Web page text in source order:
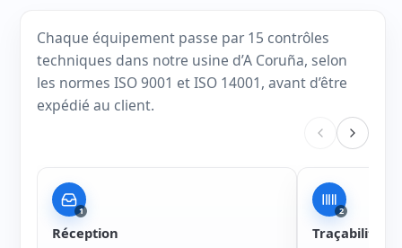
Chaque équipement passe par 15 contrôles
techniques dans notre usine d’A Coruña, selon
les normes ISO 9001 et ISO 14001, avant d’être
expédié au client.
1
Réception
2
Traçabilité